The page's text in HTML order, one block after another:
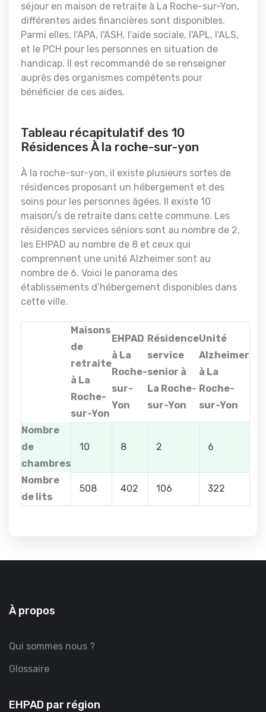
séjour en maison de retraite à La Roche-sur-Yon,
différentes aides financières sont disponibles.
Parmi elles, l'APA, l'ASH, l'aide sociale, l'APL, l'ALS,
et le PCH pour les personnes en situation de
handicap. Il est recommandé de se renseigner
auprès des organismes compétents pour
bénéficier de ces aides.
Tableau récapitulatif des 10
Résidences À la roche-sur-yon
À la roche-sur-yon, il existe plusieurs sortes de
résidences proposant un hébergement et des
soins pour les personnes âgées. Il existe 10
maison/s de retraite dans cette commune. Les
résidences services séniors sont au nombre de 2,
les EHPAD au nombre de 8 et ceux qui
comprennent une unité Alzheimer sont au
nombre de 6. Voici le panorama des
établissements d’hébergement disponibles dans
cette ville.
Maisons
de
retraite
à La
Roche-
sur-Yon
EHPAD
à La
Roche-
sur-
Yon
Résidence
service
senior à
La Roche-
sur-Yon
Unité
Alzheimer
à La
Roche-
sur-Yon
Nombre
de
chambres
10 8 2 6
Nombre
de lits
508 402 106 322
À propos
Qui sommes nous ?
Glossaire
EHPAD par région